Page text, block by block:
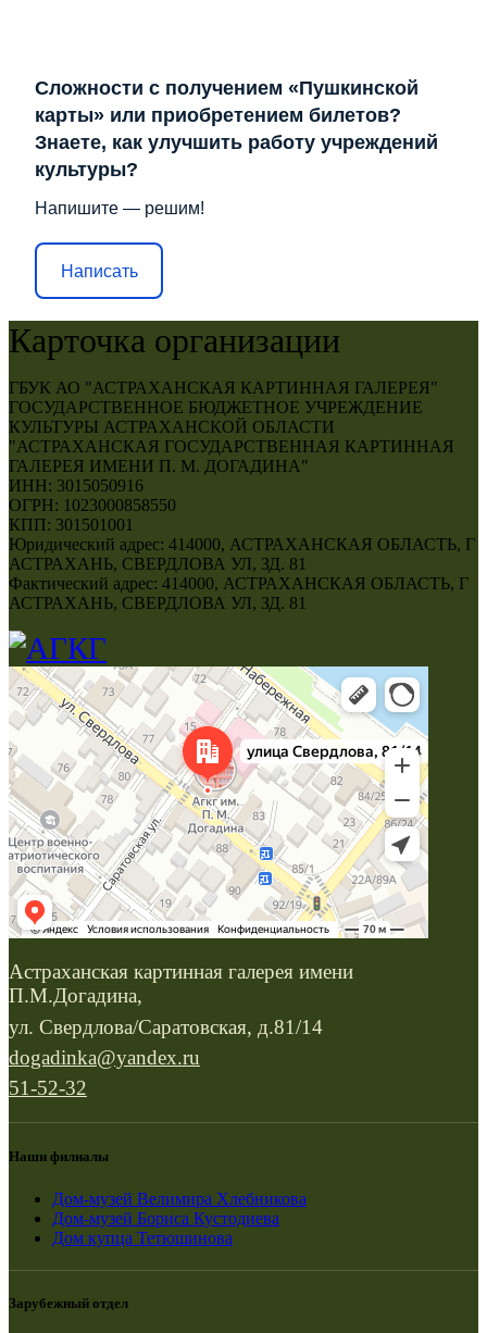
Сложности с получением «Пушкинской
карты» или приобретением билетов?
Знаете, как улучшить работу учреждений
культуры?
Напишите — решим!
Написать
Карточка организации
ГБУК АО "АСТРАХАНСКАЯ КАРТИННАЯ ГАЛЕРЕЯ"
ГОСУДАРСТВЕННОЕ БЮДЖЕТНОЕ УЧРЕЖДЕНИЕ
КУЛЬТУРЫ АСТРАХАНСКОЙ ОБЛАСТИ
"АСТРАХАНСКАЯ ГОСУДАРСТВЕННАЯ КАРТИННАЯ
ГАЛЕРЕЯ ИМЕНИ П. М. ДОГАДИНА"
ИНН: 3015050916
ОГРН: 1023000858550
КПП: 301501001
Юридический адрес: 414000, АСТРАХАНСКАЯ ОБЛАСТЬ, Г
АСТРАХАНЬ, СВЕРДЛОВА УЛ, ЗД. 81
Фактический адрес: 414000, АСТРАХАНСКАЯ ОБЛАСТЬ, Г
АСТРАХАНЬ, СВЕРДЛОВА УЛ, ЗД. 81
Астраханская картинная галерея имени
П.М.Догадина,
ул. Свердлова/Саратовская, д.81/14
dogadinka@yandex.ru
51-52-32
Наши филиалы
Дом-музей Велимира Хлебникова
Дом-музей Бориса Кустодиева
Дом купца Тетюшинова
Зарубежный отдел